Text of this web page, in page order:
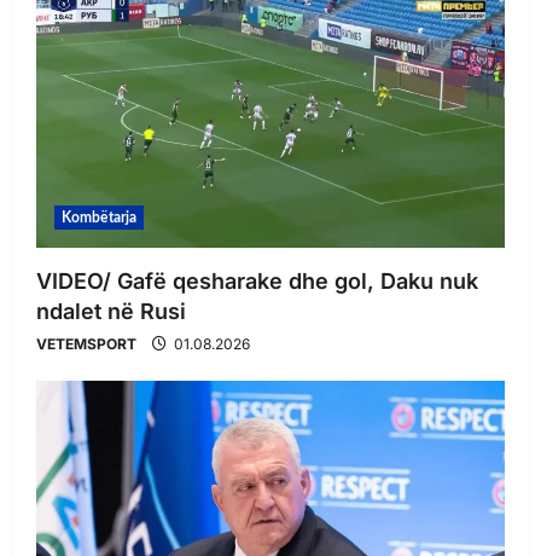
Kombëtarja
VIDEO/ Gafë qesharake dhe gol, Daku nuk
ndalet në Rusi
VETEMSPORT 01.08.2026